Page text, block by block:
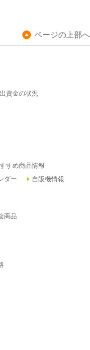
ページの上部へ
資金の状況
すめ商品情報
ダー 自販機情報
商品